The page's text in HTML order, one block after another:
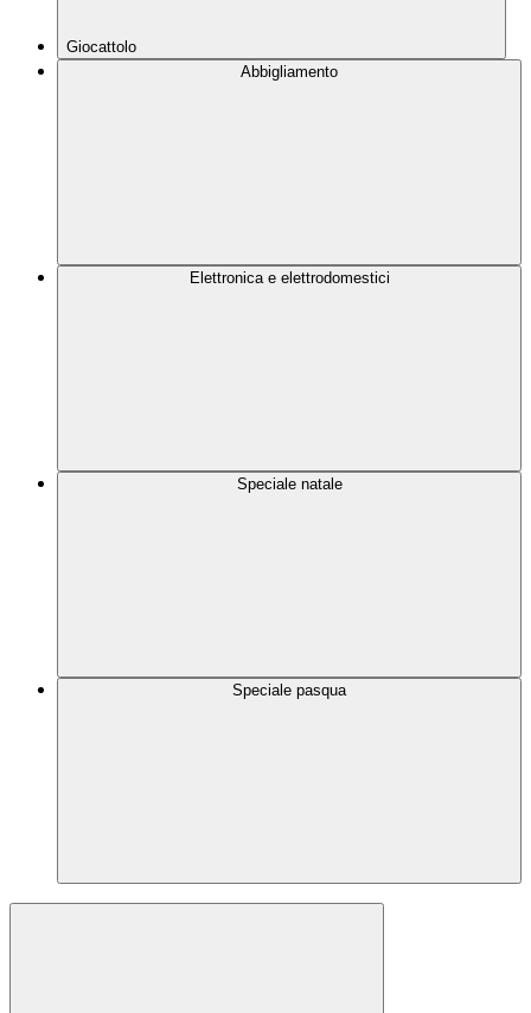
Giocattolo
Abbigliamento
Elettronica e elettrodomestici
Speciale natale
Speciale pasqua